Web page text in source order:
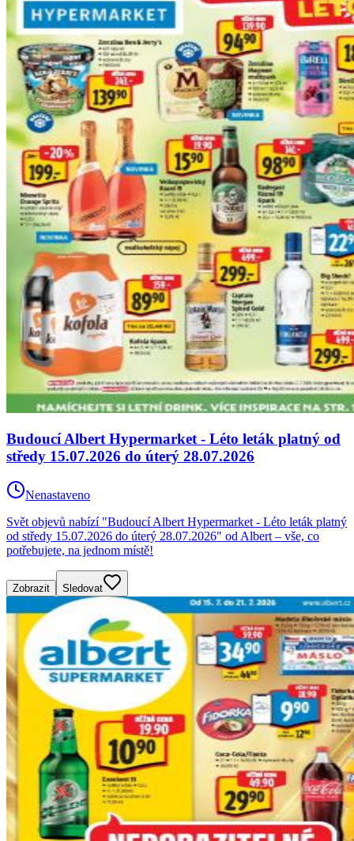
Budoucí Albert Hypermarket - Léto leták platný od
středy 15.07.2026 do úterý 28.07.2026
Nenastaveno
Svět objevů nabízí "Budoucí Albert Hypermarket - Léto leták platný
od středy 15.07.2026 do úterý 28.07.2026" od Albert – vše, co
potřebujete, na jednom místě!
Zobrazit Sledovat